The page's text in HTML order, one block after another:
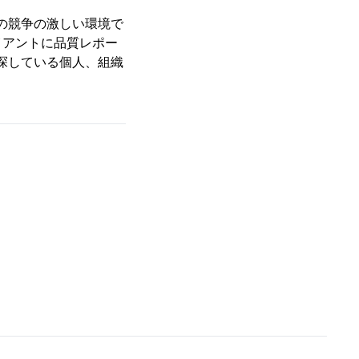
競争の激しい環境で
ントに品質レポー
している個人、組織